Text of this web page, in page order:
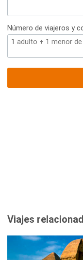
Número de viajeros y
Viajes